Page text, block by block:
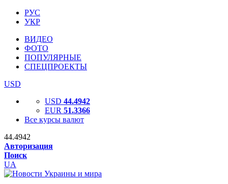
РУС
УКР
ВИДЕО
ФОТО
ПОПУЛЯРНЫЕ
СПЕЦПРОЕКТЫ
USD
USD 44.4942
EUR 51.3366
Все курсы валют
44.4942
Авторизация
Поиск
UA